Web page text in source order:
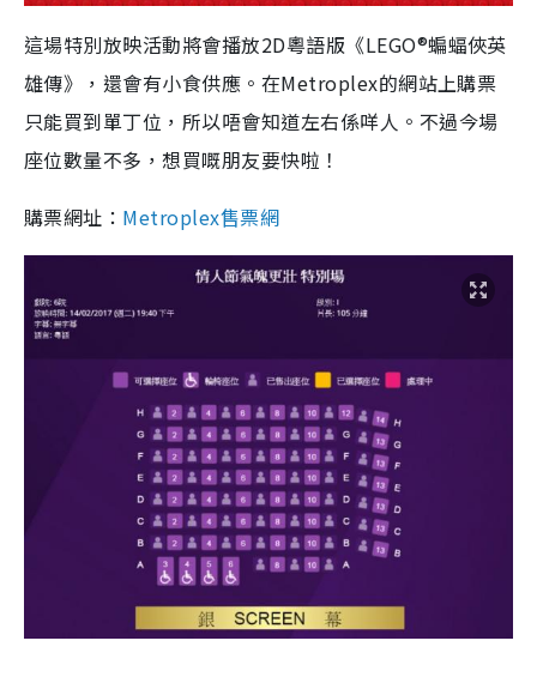
這場特別放映活動將會播放2D粵語版《LEGO®蝙蝠俠英
雄傳》，還會有小食供應。在Metroplex的網站上購票
只能買到單丁位，所以唔會知道左右係咩人。不過今場
座位數量不多，想買嘅朋友要快啦！
購票網址： Metroplex售票網